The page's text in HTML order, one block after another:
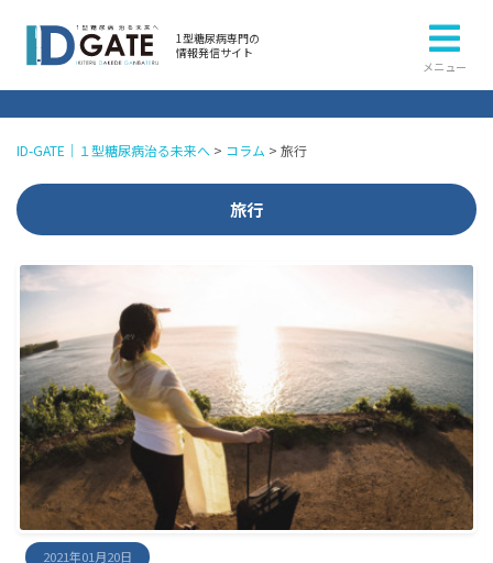
1型糖尿病専門の
情報発信サイト
メニュー
ID-GATE｜１型糖尿病治る未来へ > コラム > 旅行
旅行
2021年01月20日